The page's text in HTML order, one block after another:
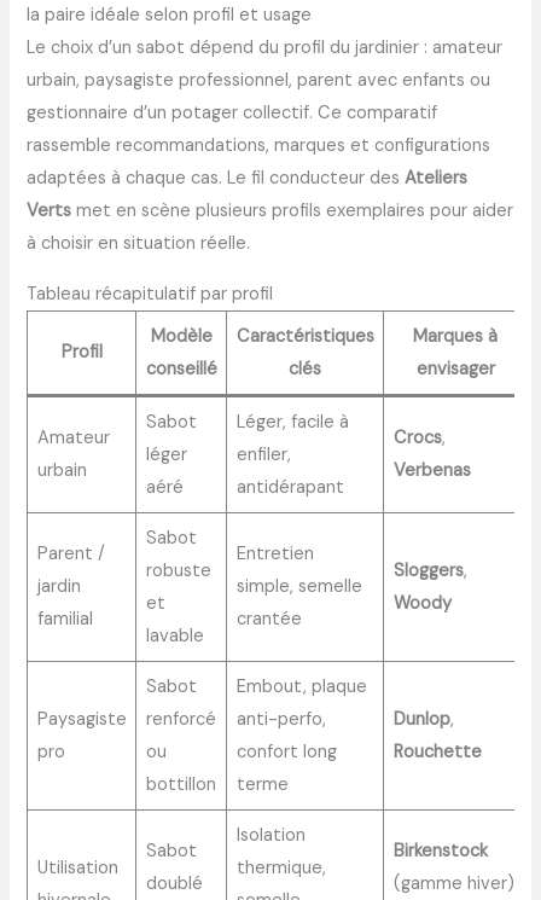
la paire idéale selon profil et usage
Le choix d’un sabot dépend du profil du jardinier : amateur
urbain, paysagiste professionnel, parent avec enfants ou
gestionnaire d’un potager collectif. Ce comparatif
rassemble recommandations, marques et configurations
adaptées à chaque cas. Le fil conducteur desAteliers
Verts met en scène plusieurs profils exemplaires pour aider
à choisir en situation réelle.
Tableau récapitulatif par profil
Profil
Modèle
conseillé
Caractéristiques
clés
Marques à
envisager
Amateur
urbain
Sabot
léger
aéré
Léger, facile à
enfiler,
antidérapant
Crocs,
Verbenas
Parent /
jardin
familial
Sabot
robuste
et
lavable
Entretien
simple, semelle
crantée
Sloggers,
Woody
Paysagiste
pro
Sabot
renforcé
ou
bottillon
Embout, plaque
anti-perfo,
confort long
terme
Dunlop,
Rouchette
Utilisation
Sabot
doublé
Isolation
thermique,
Birkenstock
(gamme hiver),